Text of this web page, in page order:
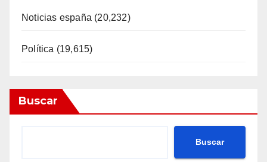
Noticias españa (20,232)
Política (19,615)
Buscar
Buscar